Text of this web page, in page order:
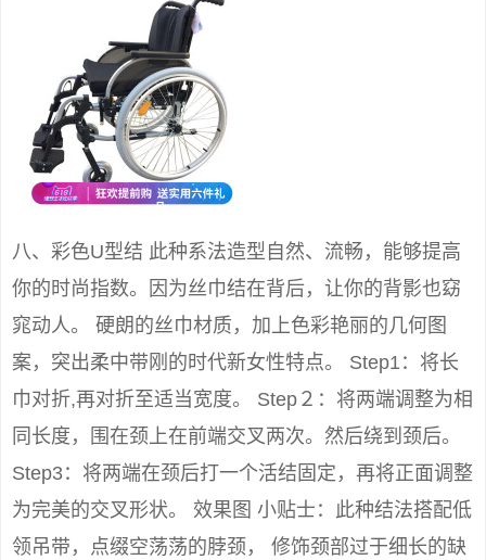
八、彩色U型结 此种系法造型自然、流畅，能够提高
你的时尚指数。因为丝巾结在背后，让你的背影也窈
窕动人。 硬朗的丝巾材质，加上色彩艳丽的几何图
案，突出柔中带刚的时代新女性特点。 Step1：将长
巾对折,再对折至适当宽度。 Step２：将两端调整为相
同长度，围在颈上在前端交叉两次。然后绕到颈后。
Step3：将两端在颈后打一个活结固定，再将正面调整
为完美的交叉形状。 效果图 小贴士：此种结法搭配低
领吊带，点缀空荡荡的脖颈， 修饰颈部过于细长的缺